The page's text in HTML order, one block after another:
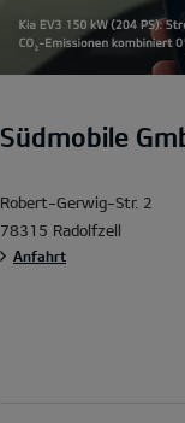
Südmobile
Robert-Gerwig-Str. 2
78315 Radolfzell
Anfahrt